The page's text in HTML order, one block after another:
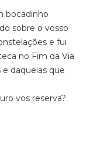
bocadinho
sobre o vosso
e fui
no Fim da Via
daquelas que
vos reserva?